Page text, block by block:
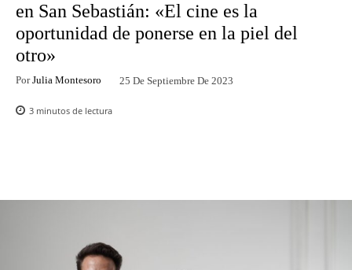
en San Sebastián: «El cine es la
oportunidad de ponerse en la piel del
otro»
Por Julia Montesoro 25 De Septiembre De 2023
3 minutos de lectura